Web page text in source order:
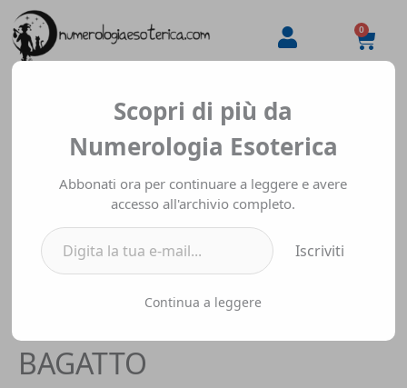
contenuto
0
BAGATTO
Scopri di più da
Numerologia Esoterica
Abbonati ora per continuare a leggere e avere
accesso all'archivio completo.
Digita la tua e-mail...
Iscriviti
Continua a leggere